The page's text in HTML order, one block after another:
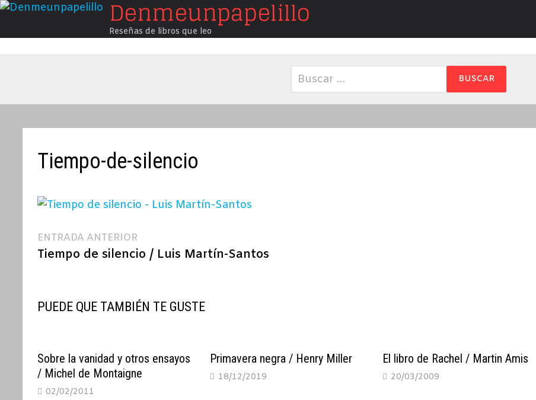
Saltar
contenido
Denmeunpapelillo
Reseñas de libros que leo
Buscar:
Tiempo-de-silencio
Navegación
de
ENTRADA ANTERIOR
anterior:
Tiempo de silencio / Luis Martín-Santos
PUEDE QUE TAMBIÉN TE GUSTE
Sobre la vanidad y otros ensayos
/ Michel de Montaigne
02/02/2011
Primavera negra / Henry Miller
18/12/2019
El libro de Rachel / Martin Amis
20/03/2009